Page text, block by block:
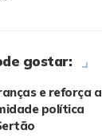
gostar:
e reforça a
política